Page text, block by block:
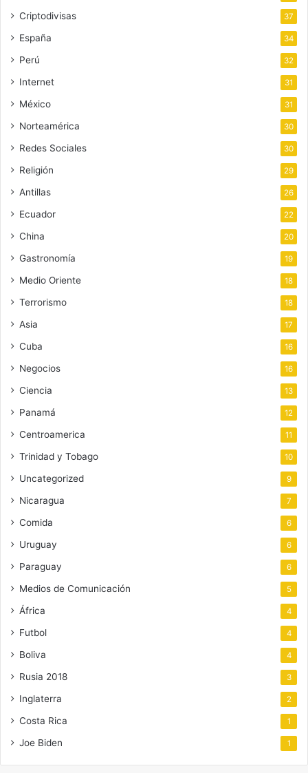
Criptodivisas 37
España 34
Perú 32
Internet 31
México 31
Norteamérica 30
Redes Sociales 30
Religión 29
Antillas 26
Ecuador 22
China 20
Gastronomía 19
Medio Oriente 18
Terrorismo 18
Asia 17
Cuba 16
Negocios 16
Ciencia 13
Panamá 12
Centroamerica 11
Trinidad y Tobago 10
Uncategorized 9
Nicaragua 7
Comida 6
Uruguay 6
Paraguay 6
Medios de Comunicación 5
África 4
Futbol 4
Boliva 4
Rusia 2018 3
Inglaterra 2
Costa Rica 1
Joe Biden 1